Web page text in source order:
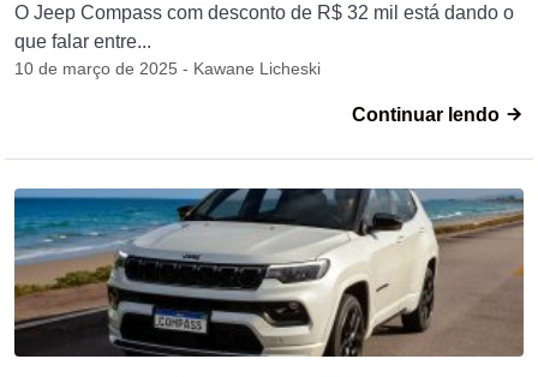
O Jeep Compass com desconto de R$ 32 mil está dando o
que falar entre...
10 de março de 2025 - Kawane Licheski
Continuar lendo